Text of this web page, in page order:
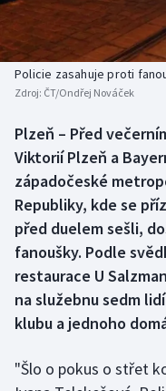
Baseball a softbal
Basketbal
Biatlon
Boby a skeleton
Box
Curling
Dostihy
Florbal
Futsal
Soutěže
Historické návraty
Aplikace ČT sport
AZ kvíz
Policie zasahuje proti
Zdroj: ČT/Ondřej Nováček
Plzeň – Před
Viktorií Plzeň a
západočeské
Republiky, kde se
před duelem sešli,
fanoušky. Podle
restaurace U
na služebnu sedm
klubu a jednoho
"Šlo o pokus o střet